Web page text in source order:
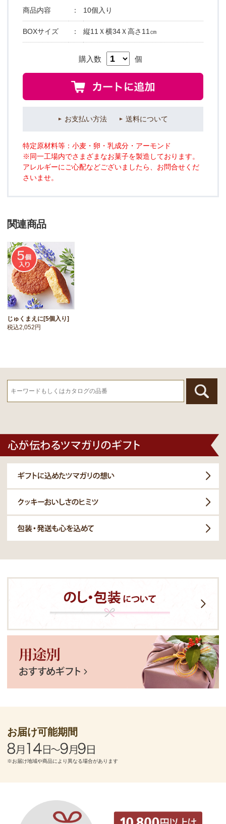
商品内容 ： 10個入り
BOXサイズ ： 縦11Ｘ横34Ｘ高さ11㎝
購入数 個
お支払い方法 送料について
特定原材料等：小麦・卵・乳成分・アーモンド
※同一工場内でさまざまなお菓子を製造しております。
アレルギーにご心配などございましたら、お問合せくだ
さいませ。
関連商品
じゅくまえに[5個入り]
税込2,052円
お届け可能期間
※お届け地域や商品により異なる場合があります